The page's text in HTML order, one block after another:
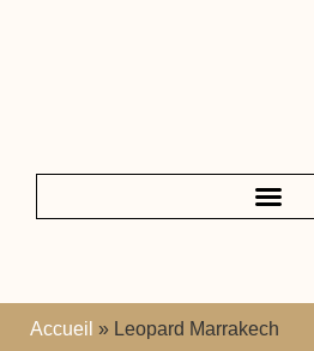
Accueil » Leopard Marrakech